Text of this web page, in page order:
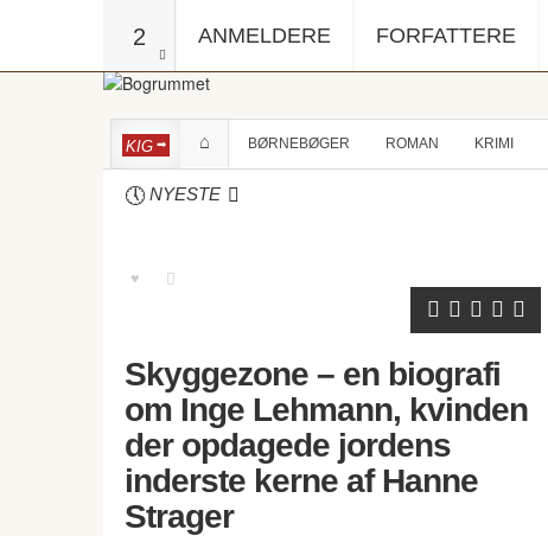
2 ANMELDERE FORFATTERE
KIG BØRNEBØGER ROMAN KRIMI
NYESTE
Skyggezone – en biografi
om Inge Lehmann, kvinden
der opdagede jordens
inderste kerne af Hanne
Strager